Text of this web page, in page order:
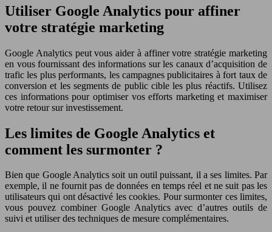
Utiliser Google Analytics pour affiner
votre stratégie marketing
Google Analytics peut vous aider à affiner votre stratégie marketing
en vous fournissant des informations sur les canaux d’acquisition de
trafic les plus performants, les campagnes publicitaires à fort taux de
conversion et les segments de public cible les plus réactifs. Utilisez
ces informations pour optimiser vos efforts marketing et maximiser
votre retour sur investissement.
Les limites de Google Analytics et
comment les surmonter ?
Bien que Google Analytics soit un outil puissant, il a ses limites. Par
exemple, il ne fournit pas de données en temps réel et ne suit pas les
utilisateurs qui ont désactivé les cookies. Pour surmonter ces limites,
vous pouvez combiner Google Analytics avec d’autres outils de
suivi et utiliser des techniques de mesure complémentaires.